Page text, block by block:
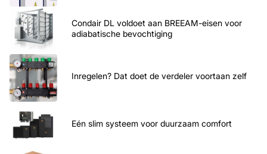
Condair DL voldoet aan BREEAM-eisen voor
adiabatische bevochtiging
Inregelen? Dat doet de verdeler voortaan zelf
Eén slim systeem voor duurzaam comfort